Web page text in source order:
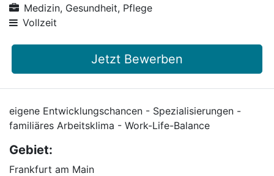
Medizin, Gesundheit, Pflege
Vollzeit
Jetzt Bewerben
eigene Entwicklungschancen - Spezialisierungen -
familiäres Arbeitsklima - Work-Life-Balance
Gebiet:
Frankfurt am Main